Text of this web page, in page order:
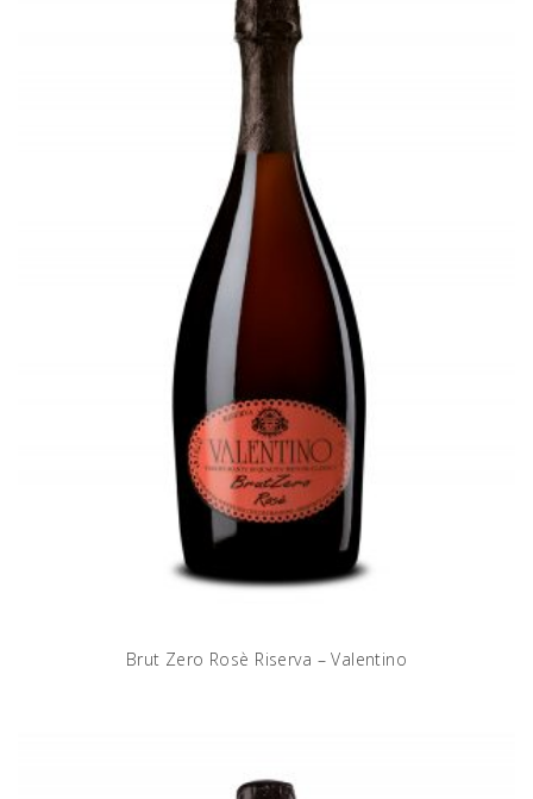
Brut Zero Rosè Riserva – Valentino